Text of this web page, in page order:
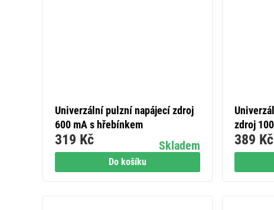
Do košíku
Univerzální pulzní napájecí zdroj
600 mA s hřebínkem
Skladem
319 Kč
zdroj
389 Kč